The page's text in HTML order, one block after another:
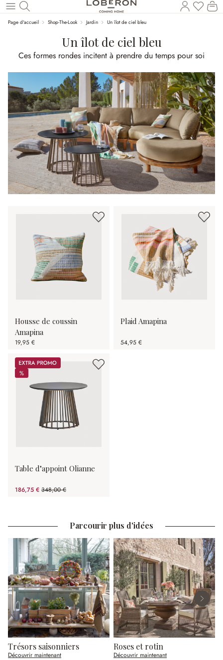
Revenir au contenu principal
Vous
Page d'accueil Shop-The-Look Jardin Un îlot de ciel bleu
Un îlot de ciel bleu
Ces formes rondes incitent à prendre du temps pour soi
Housse de coussin
Amapina
19,95 €
Plaid Amapina
54,95 €
Promos
%
%
Table d"appoint Olianne
186,75 € 348,00 €
(46.34%spared)
Parcourir plus d'idées
Trésors saisonniers
Découvrir maintenant
Roses et rotin
Découvrir maintenant